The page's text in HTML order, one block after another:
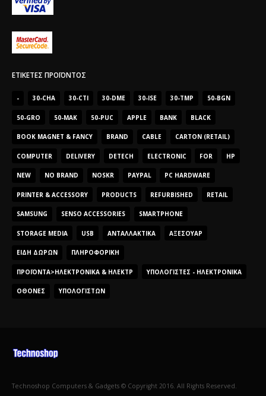
ΕΤΙΚΈΤΕΣ ΠΡΟΪΌΝΤΟΣ
- 30-CHA 30-CTI 30-DME 30-ISE 30-TMP 50-BGN
50-GRO 50-MAK 50-PUC APPLE BANK BLACK
BOOK MAGNET & FANCY BRAND CABLE CARTON (RETAIL)
COMPUTER DELIVERY DETECH ELECTRONIC FOR HP
NEW NO BRAND NOSKR PAYPAL PC HARDWARE
PRINTER & ACCESSORY PRODUCTS REFURBISHED RETAIL
SAMSUNG SENSO ACCESSORIES SMARTPHONE
STORAGE MEDIA USB ΑΝΤΑΛΛΑΚΤΙΚΆ ΑΞΕΣΟΥΆΡ
ΕΊΔΗ ΔΏΡΩΝ ΠΛΗΡΟΦΟΡΙΚΉ
ΠΡΟΪΌΝΤΑ>ΗΛΕΚΤΡΟΝΙΚΆ & ΗΛΕΚΤΡ ΥΠΟΛΟΓΙΣΤΈΣ - ΗΛΕΚΤΡΟΝΙΚΆ
ΟΘΌΝΕΣ ΥΠΟΛΟΓΙΣΤΏΝ
Technoshop Computers & Gadgets © Copyright 2016. All Rights Reserved.